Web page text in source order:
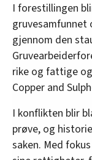
I forestillingen
gruvesamfunnet
gjennom den
rike og fattige
Copper and
I konflikten blir
prøve, og
saken. Med